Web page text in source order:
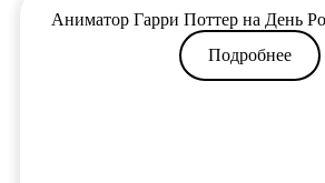
Аниматор Гарри Поттер на День
Подробнее